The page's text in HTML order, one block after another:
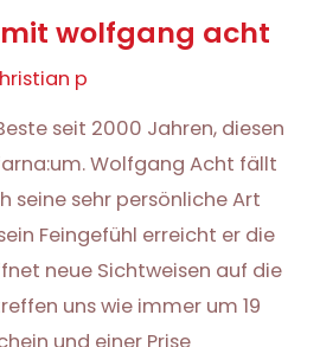
wolfgang acht
p
seit 2000 Jahren, diesen
Wolfgang Acht fällt
seine sehr persönliche Art
Feingefühl erreicht er die
neue Sichtweisen auf die
uns wie immer um 19